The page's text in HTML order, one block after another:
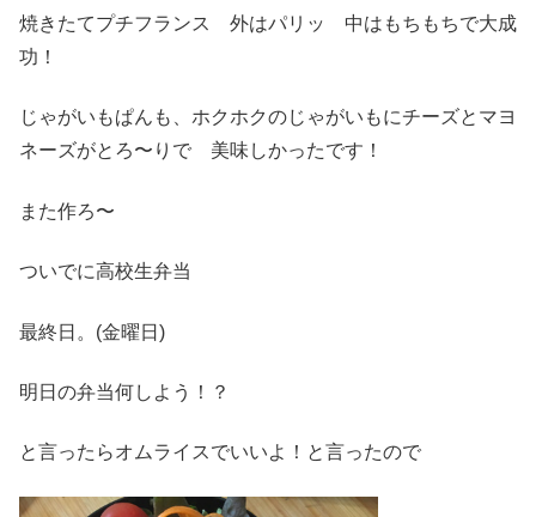
焼きたてプチフランス 外はパリッ 中はもちもちで大成
功！
じゃがいもぱんも、ホクホクのじゃがいもにチーズとマヨ
ネーズがとろ〜りで 美味しかったです！
また作ろ〜
ついでに高校生弁当
最終日。(金曜日)
明日の弁当何しよう！？
と言ったらオムライスでいいよ！と言ったので